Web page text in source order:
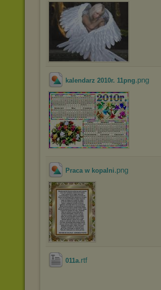
kalendarz 2010r. 11png.png
Praca w kopalni.png
011a.rtf